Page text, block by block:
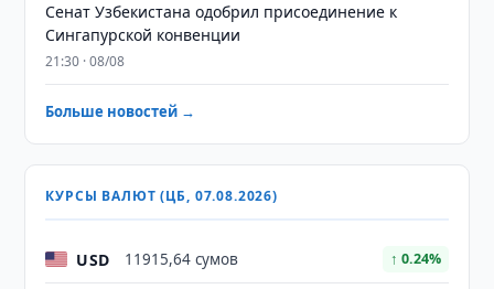
Сенат Узбекистана одобрил присоединение к
Сингапурской конвенции
21:30 · 08/08
Больше новостей →
КУРСЫ ВАЛЮТ (ЦБ, 07.08.2026)
USD 11915,64 сумов ↑ 0.24%